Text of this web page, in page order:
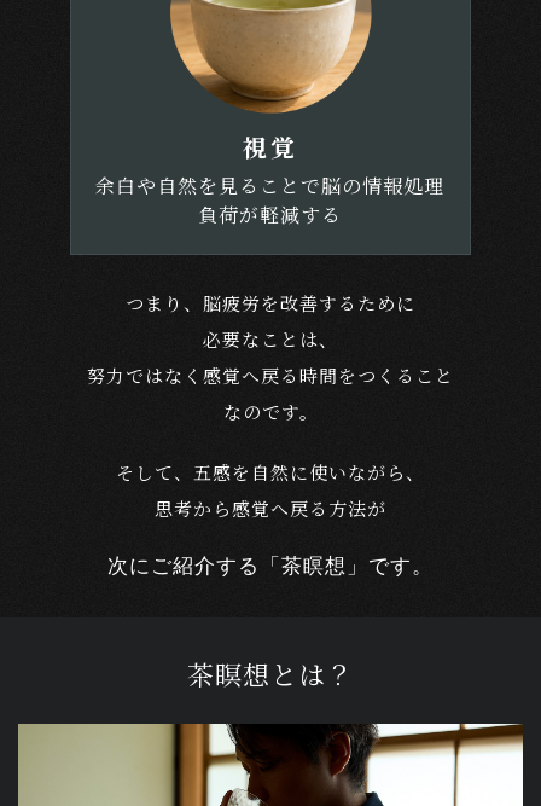
視覚
余白や自然を見ることで脳の情報処理
負荷が軽減する
つまり、脳疲労を改善するために
必要なことは、
努力ではなく感覚へ戻る時間をつくること
なのです。
そして、五感を自然に使いながら、
思考から感覚へ戻る方法が
次にご紹介する「茶瞑想」です。
茶瞑想とは？